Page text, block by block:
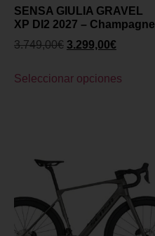
SENSA GIULIA GRAVEL
XP DI2 2027 – Champagne
3.749,00€ 3.299,00€
Seleccionar opciones